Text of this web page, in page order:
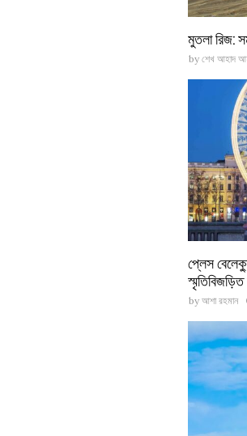
মুতলা রিজ:
by শেখ আহাদ
প্লেস
by আশা রহমান